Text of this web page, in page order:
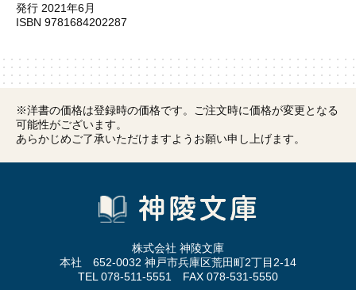
発行 2021年6月
ISBN 9781684202287
※洋書の価格は登録時の価格です。ご注文時に価格が変更となる
可能性がございます。
あらかじめご了承いただけますようお願い申し上げます。
株式会社 神陵文庫
本社 652-0032 神戸市兵庫区荒田町2丁目2-14
TEL 078-511-5551 FAX 078-531-5550